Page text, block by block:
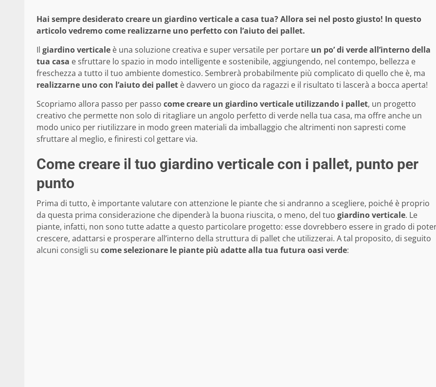
Hai sempre desiderato creare un giardino verticale a casa tua? Allora sei nel posto giusto! In questo
articolo vedremo come realizzarne uno perfetto con l’aiuto dei pallet.
Il giardino verticale è una soluzione creativa e super versatile per portare un po’ di verde all’interno della
tua casa e sfruttare lo spazio in modo intelligente e sostenibile, aggiungendo, nel contempo, bellezza e
freschezza a tutto il tuo ambiente domestico. Sembrerà probabilmente più complicato di quello che è, ma
realizzarne uno con l’aiuto dei pallet è davvero un gioco da ragazzi e il risultato ti lascerà a bocca aperta!
Scopriamo allora passo per passo come creare un giardino verticale utilizzando i pallet, un progetto
creativo che permette non solo di ritagliare un angolo perfetto di verde nella tua casa, ma offre anche un
modo unico per riutilizzare in modo green materiali da imballaggio che altrimenti non sapresti come
sfruttare al meglio, e finiresti col gettare via.
Come creare il tuo giardino verticale con i pallet, punto per
punto
Prima di tutto, è importante valutare con attenzione le piante che si andranno a scegliere, poiché è proprio
da questa prima considerazione che dipenderà la buona riuscita, o meno, del tuo giardino verticale. Le
piante, infatti, non sono tutte adatte a questo particolare progetto: esse dovrebbero essere in grado di
crescere, adattarsi e prosperare all’interno della struttura di pallet che utilizzerai. A tal proposito, di seguito
alcuni consigli su come selezionare le piante più adatte alla tua futura oasi verde: